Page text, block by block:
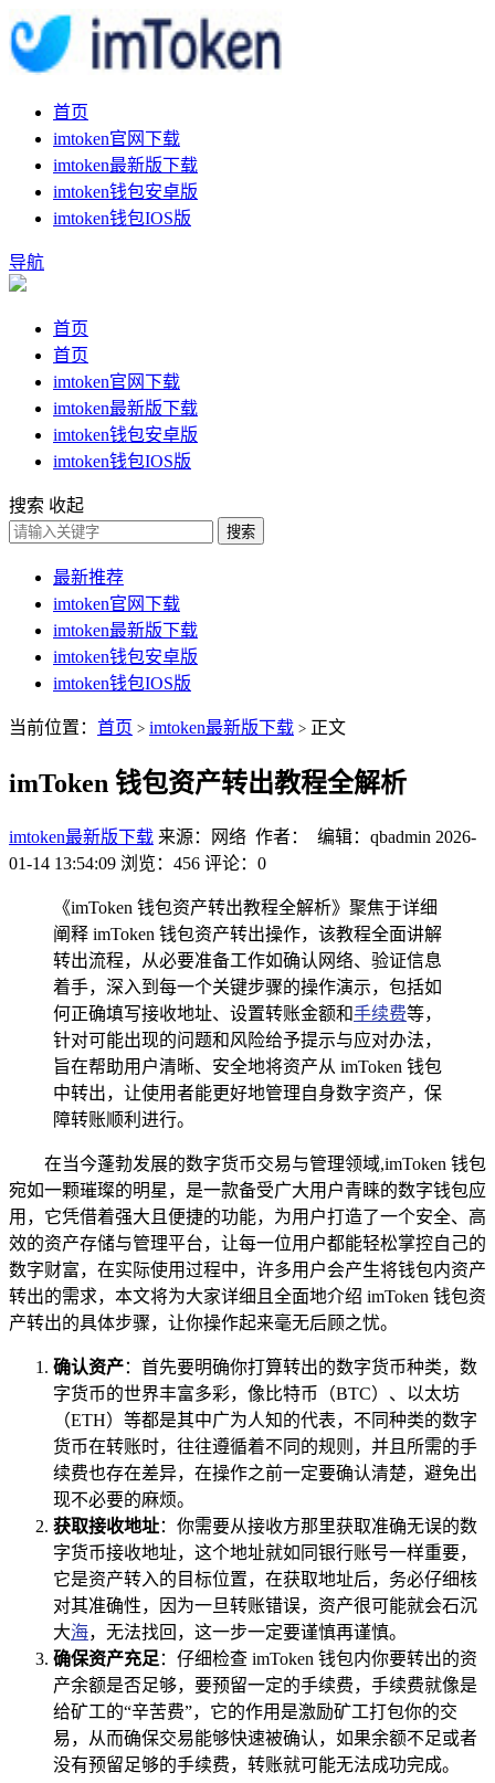
首页
imtoken官网下载
imtoken最新版下载
imtoken钱包安卓版
imtoken钱包IOS版
导航
首页
首页
imtoken官网下载
imtoken最新版下载
imtoken钱包安卓版
imtoken钱包IOS版
搜索 收起
搜索
最新推荐
imtoken官网下载
imtoken最新版下载
imtoken钱包安卓版
imtoken钱包IOS版
当前位置： 首页 > imtoken最新版下载 > 正文
imToken 钱包资产转出教程全解析
imtoken最新版下载 来源：网络 作者： 编辑：qbadmin 2026-
01-14 13:54:09 浏览：456 评论：0
《imToken 钱包资产转出教程全解析》聚焦于详细
阐释 imToken 钱包资产转出操作，该教程全面讲解
转出流程，从必要准备工作如确认网络、验证信息
着手，深入到每一个关键步骤的操作演示，包括如
何正确填写接收地址、设置转账金额和手续费等，
针对可能出现的问题和风险给予提示与应对办法，
旨在帮助用户清晰、安全地将资产从 imToken 钱包
中转出，让使用者能更好地管理自身数字资产，保
障转账顺利进行。
在当今蓬勃发展的数字货币交易与管理领域,imToken 钱包
宛如一颗璀璨的明星，是一款备受广大用户青睐的数字钱包应
用，它凭借着强大且便捷的功能，为用户打造了一个安全、高
效的资产存储与管理平台，让每一位用户都能轻松掌控自己的
数字财富，在实际使用过程中，许多用户会产生将钱包内资产
转出的需求，本文将为大家详细且全面地介绍 imToken 钱包资
产转出的具体步骤，让你操作起来毫无后顾之忧。
确认资产：首先要明确你打算转出的数字货币种类，数
字货币的世界丰富多彩，像比特币（BTC）、以太坊
（ETH）等都是其中广为人知的代表，不同种类的数字
货币在转账时，往往遵循着不同的规则，并且所需的手
续费也存在差异，在操作之前一定要确认清楚，避免出
现不必要的麻烦。
获取接收地址：你需要从接收方那里获取准确无误的数
字货币接收地址，这个地址就如同银行账号一样重要，
它是资产转入的目标位置，在获取地址后，务必仔细核
对其准确性，因为一旦转账错误，资产很可能就会石沉
大海，无法找回，这一步一定要谨慎再谨慎。
确保资产充足 ：仔细检查 imToken 钱包内你要转出的资
产余额是否足够，要预留一定的手续费，手续费就像是
给矿工的“辛苦费”，它的作用是激励矿工打包你的交
易，从而确保交易能够快速被确认，如果余额不足或者
没有预留足够的手续费，转账就可能无法成功完成。